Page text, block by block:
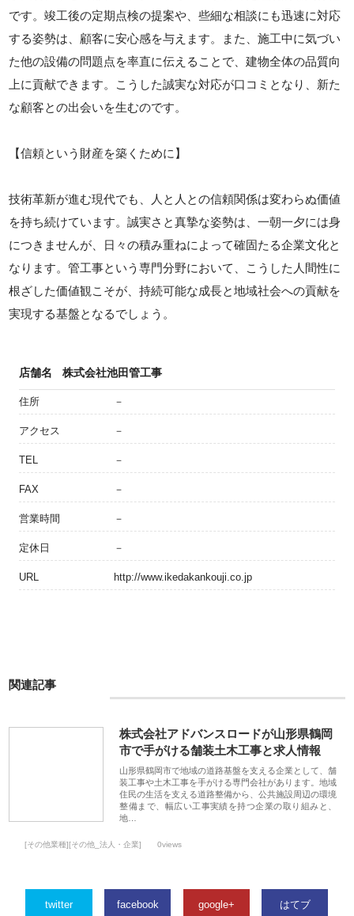
です。竣工後の定期点検の提案や、些細な相談にも迅速に対応
する姿勢は、顧客に安心感を与えます。また、施工中に気づい
た他の設備の問題点を率直に伝えることで、建物全体の品質向
上に貢献できます。こうした誠実な対応が口コミとなり、新た
な顧客との出会いを生むのです。
【信頼という財産を築くために】
技術革新が進む現代でも、人と人との信頼関係は変わらぬ価値
を持ち続けています。誠実さと真摯な姿勢は、一朝一夕には身
につきませんが、日々の積み重ねによって確固たる企業文化と
なります。管工事という専門分野において、こうした人間性に
根ざした価値観こそが、持続可能な成長と地域社会への貢献を
実現する基盤となるでしょう。
店舗名 株式会社池田管工事
住所 －
アクセス －
TEL －
FAX －
営業時間 －
定休日 －
URL http://www.ikedakankouji.co.jp
関連記事
株式会社アドバンスロードが山形県鶴岡
市で手がける舗装土木工事と求人情報
山形県鶴岡市で地域の道路基盤を支える企業として、舗
装工事や土木工事を手がける専門会社があります。地域
住民の生活を支える道路整備から、公共施設周辺の環境
整備まで、幅広い工事実績を持つ企業の取り組みと、
地…
[その他業種][その他_法人・企業] 0views
twitter facebook google+ はてブ